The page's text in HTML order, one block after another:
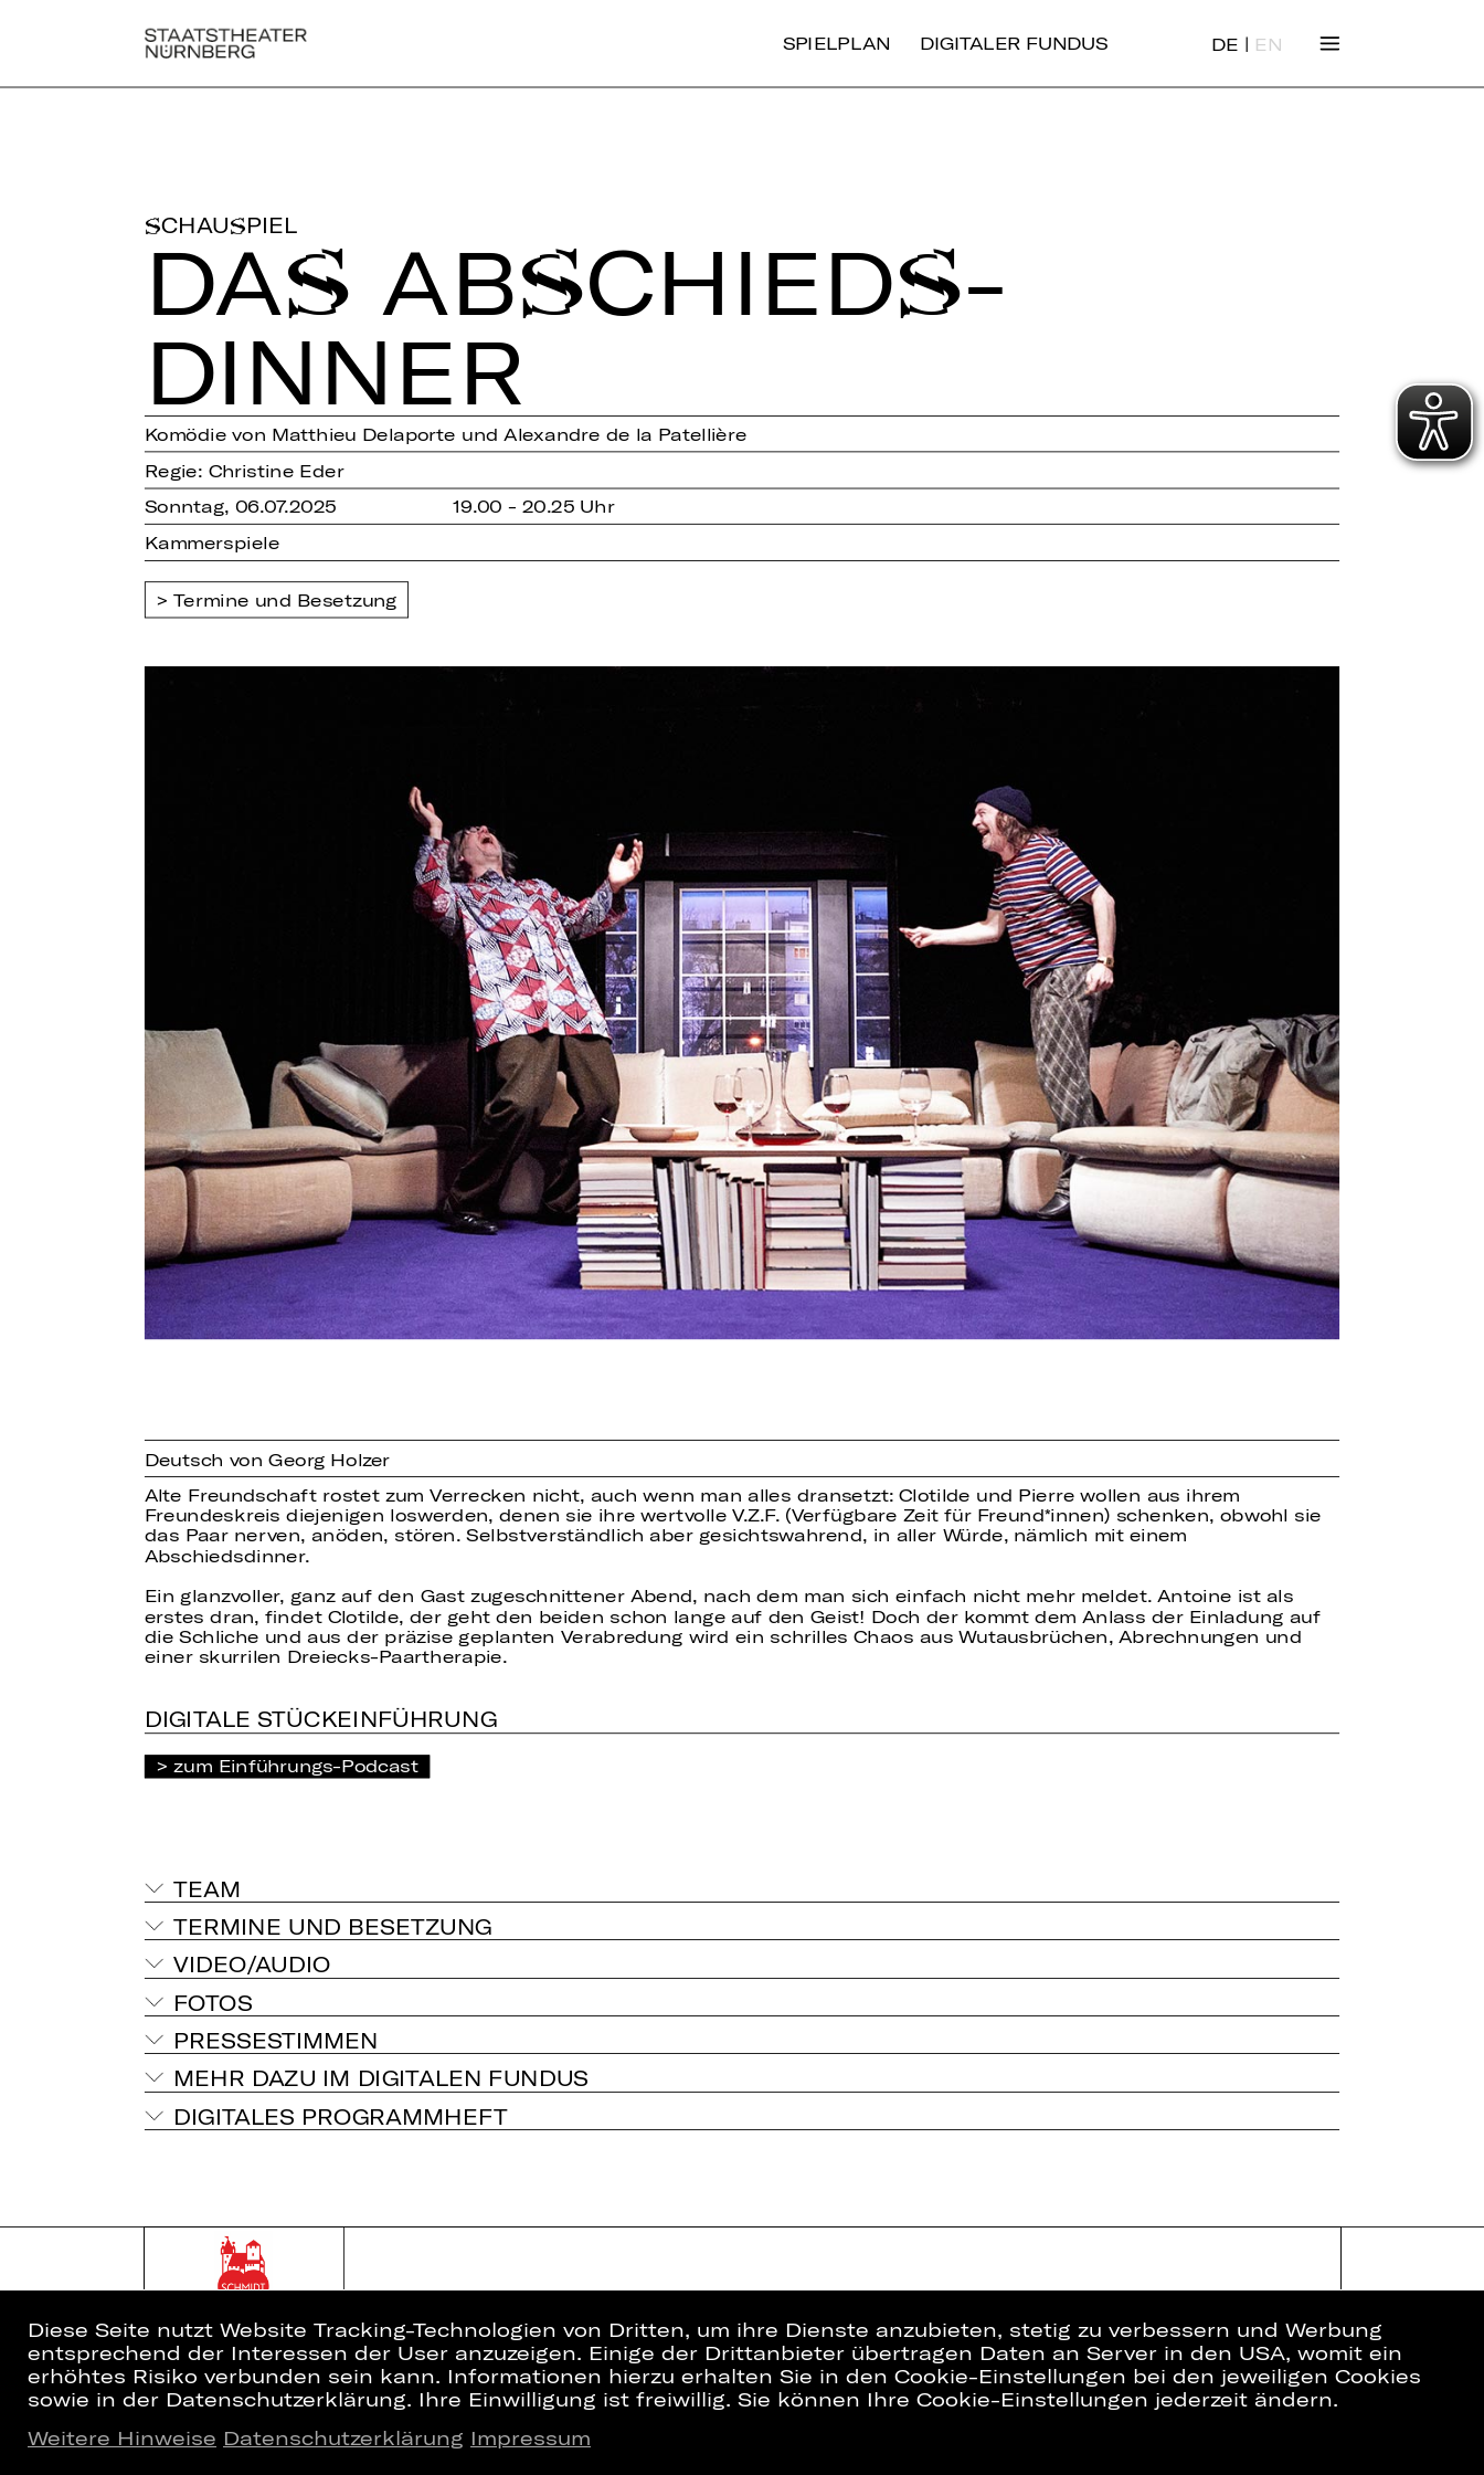
SPIELPLAN DIGITALER FUNDUS DE | EN
SCHAUSPIEL
DAS AB­SCHIEDS­
DINNER
Komödie von Matthieu Delaporte und Alexandre de la Patellière
Regie: Christine Eder
Sonntag, 06.07.2025
19.00 - 20.25 Uhr
Kammerspiele
Termine und Besetzung
Deutsch von Georg Holzer
Alte Freundschaft rostet zum Verrecken nicht, auch wenn man alles dransetzt: Clotilde und Pierre wollen aus ihrem
Freundeskreis diejenigen loswerden, denen sie ihre wertvolle V.Z.F. (Verfügbare Zeit für Freund*innen) schenken, obwohl sie
das Paar nerven, anöden, stören. Selbstverständlich aber gesichtswahrend, in aller Würde, nämlich mit einem
Abschiedsdinner.
Ein glanzvoller, ganz auf den Gast zugeschnittener Abend, nach dem man sich einfach nicht mehr meldet. Antoine ist als
erstes dran, findet Clotilde, der geht den beiden schon lange auf den Geist! Doch der kommt dem Anlass der Einladung auf
die Schliche und aus der präzise geplanten Verabredung wird ein schrilles Chaos aus Wutausbrüchen, Abrechnungen und
einer skurrilen Dreiecks-Paartherapie.
DIGITALE STÜCKEINFÜHRUNG
zum Einführungs-Podcast
TEAM
TERMINE UND BESETZUNG
VIDEO/AUDIO
FOTOS
PRESSESTIMMEN
MEHR DAZU IM DIGITALEN FUNDUS
DIGITALES PROGRAMMHEFT
Newsletter
Diese Seite nutzt Website Tracking-Technologien von Dritten, um ihre Dienste anzubieten, stetig zu verbessern und Werbung
entsprechend der Interessen der User anzuzeigen. Einige der Drittanbieter übertragen Daten an Server in den USA, womit ein
erhöhtes Risiko verbunden sein kann. Informationen hierzu erhalten Sie in den Cookie-Einstellungen bei den jeweiligen Cookies
sowie in der Datenschutzerklärung. Ihre Einwilligung ist freiwillig. Sie können Ihre Cookie-Einstellungen jederzeit ändern.
Weitere Hinweise Datenschutzerklärung Impressum